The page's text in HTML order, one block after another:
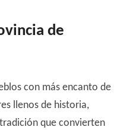
de
con más encanto de
llenos de historia,
que convierten